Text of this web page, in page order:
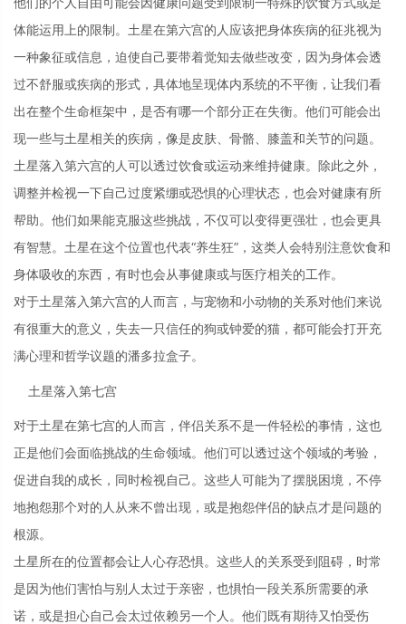
体能运用上的限制。土星在第六宫的人应该把身体疾病的征兆视为
一种象征或信息，迫使自己要带着觉知去做些改变，因为身体会透
过不舒服或疾病的形式，具体地呈现体内系统的不平衡，让我们看
出在整个生命框架中，是否有哪一个部分正在失衡。他们可能会出
现一些与土星相关的疾病，像是皮肤、骨骼、膝盖和关节的问题。
土星落入第六宫的人可以透过饮食或运动来维持健康。除此之外，
调整并检视一下自己过度紧绷或恐惧的心理状态，也会对健康有所
帮助。他们如果能克服这些挑战，不仅可以变得更强壮，也会更具
有智慧。土星在这个位置也代表“养生狂”，这类人会特别注意饮食和
身体吸收的东西，有时也会从事健康或与医疗相关的工作。
对于土星落入第六宫的人而言，与宠物和小动物的关系对他们来说
有很重大的意义，失去一只信任的狗或钟爱的猫，都可能会打开充
满心理和哲学议题的潘多拉盒子。
土星落入第七宫
对于土星在第七宫的人而言，伴侣关系不是一件轻松的事情，这也
正是他们会面临挑战的生命领域。他们可以透过这个领域的考验，
促进自我的成长，同时检视自己。这些人可能为了摆脱困境，不停
地抱怨那个对的人从来不曾出现，或是抱怨伴侣的缺点才是问题的
根源。
土星所在的位置都会让人心存恐惧。这些人的关系受到阻碍，时常
是因为他们害怕与别人太过于亲密，也惧怕一段关系所需要的承
诺，或是担心自己会太过依赖另一个人。他们既有期待又怕受伤